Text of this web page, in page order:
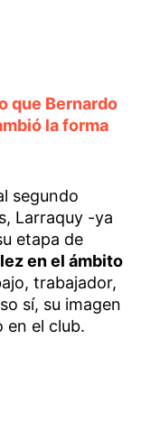
que Bernardo
la forma
segundo
Larraquy -ya
etapa de
en el ámbito
trabajador,
sí, su imagen
en el club.